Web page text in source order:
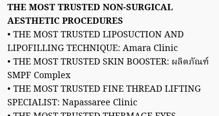
THE MOST TRUSTED NON-SURGICAL
AESTHETIC PROCEDURES
• THE MOST TRUSTED LIPOSUCTION AND
LIPOFILLING TECHNIQUE: Amara Clinic
• THE MOST TRUSTED SKIN BOOSTER: ผลิตภัณฑ์
SMPF Complex
• THE MOST TRUSTED FINE THREAD LIFTING
SPECIALIST: Napassaree Clinic